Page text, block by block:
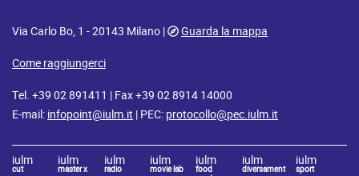
Via Carlo Bo, 1 - 20143 Milano |
Guarda la mappa
Come raggiungerci
Tel. +39 02 891411 | Fax +39 02 8914 14000
E-mail: infopoint@iulm.it | PEC: protocollo@pec.iulm.it
iulm
cut
iulm
master x
iulm
radio
iulm
movie lab
iulm
food
iulm
diversament
iulm
sport